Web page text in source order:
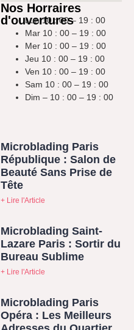
Nos Horraires
d'ouvertures
Lun 10 : 00 – 19 : 00
Mar 10 : 00 – 19 : 00
Mer 10 : 00 – 19 : 00
Jeu 10 : 00 – 19 : 00
Ven 10 : 00 – 19 : 00
Sam 10 : 00 – 19 : 00
Dim – 10 : 00 – 19 : 00
Microblading Paris
République : Salon de
Beauté Sans Prise de
Tête
+ Lire l'Article
Microblading Saint-
Lazare Paris : Sortir du
Bureau Sublime
+ Lire l'Article
Microblading Paris
Opéra : Les Meilleurs